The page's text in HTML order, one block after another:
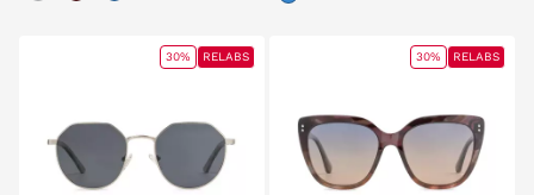
30% RELABS 30% RELABS